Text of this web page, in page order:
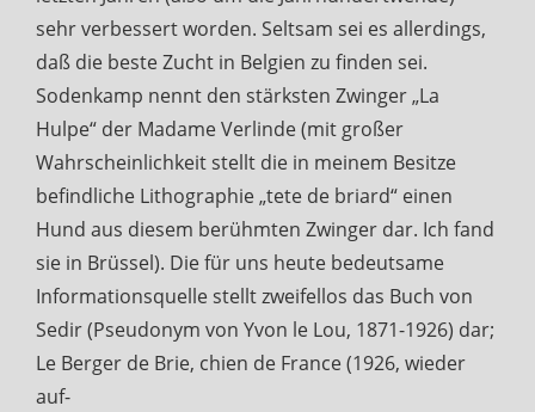
sehr verbessert worden. Seltsam sei es allerdings,
daß die beste Zucht in Belgien zu finden sei.
Sodenkamp nennt den stärksten Zwinger „La
Hulpe“ der Madame Verlinde (mit großer
Wahrscheinlichkeit stellt die in meinem Besitze
befindliche Lithographie „tete de briard“ einen
Hund aus diesem berühmten Zwinger dar. Ich fand
sie in Brüssel). Die für uns heute bedeutsame
Informationsquelle stellt zweifellos das Buch von
Sedir (Pseudonym von Yvon le Lou, 1871-1926) dar;
Le Berger de Brie, chien de France (1926, wieder
auf-